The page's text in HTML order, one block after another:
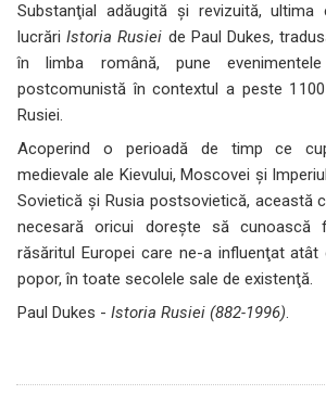
Substanţial adăugită şi revizuită, ultima
lucrăriIstoria Rusiei de Paul Dukes,
în limba română, pune
postcomunistă în contextul a peste
Rusiei.
Acoperind o perioadă de timp ce
medievale ale Kievului, Moscovei şi
Sovietică şi Rusia postsovietică, această
necesară oricui doreşte să cunoască
răsăritul Europei care ne-a influenţat
popor, în toate secolele sale de existenţă.
Paul Dukes - Istoria Rusiei (882-1996).